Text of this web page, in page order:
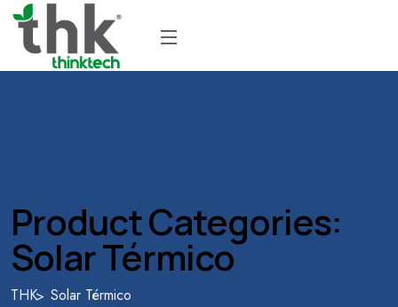
Product Categories:
Solar Térmico
THK Solar Térmico